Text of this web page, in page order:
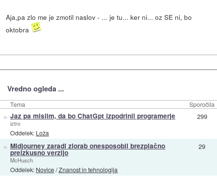
Aja,pa zlo me je zmotil naslov - ... je tu... ker ni... oz SE ni, bo
oktobra
Vredno ogleda ...
Tema Sporočila
» Jaz pa mislim, da bo ChatGpt izpodrinil programerje
iztro
Oddelek: Loža
299
» Midjourney zaradi zlorab onesposobil brezplačno
preizkusno verzijo
McHusch
Oddelek: Novice/Znanost in tehnologija
29